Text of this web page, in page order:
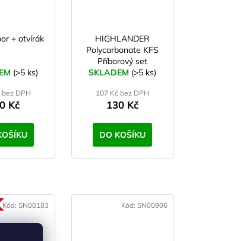
+ otvírák
(>5 ks)
bez DPH
Kč
HIGHLANDER
Polycarbonate KFS
Příborový set
SKLADEM (>5 ks)
107 Kč bez DPH
130 Kč
DO KOŠÍKU
Kód:SN00183 Kód: SN00906